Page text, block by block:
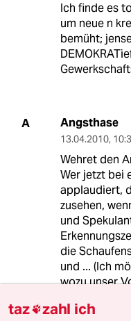
Ich finde es
um neue n
bemüht;
A Angsthase
13.04.2010,
Wehret den
Wer jetzt bei
applaudiert,
zusehen,
und
die
und ... (Ich
wozu unser
erstmal ein
hat.)
taz zahl ich